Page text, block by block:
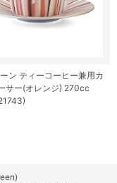
ン ティーコーヒー兼用カ
サー(オレンジ) 270cc